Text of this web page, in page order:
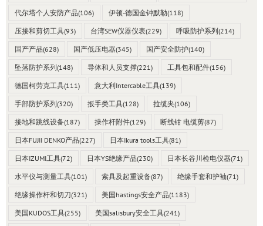
代尔塔个人安防产品(106) 伊顿-德国金钟默勒(118)
压接和剪切工具(93) 台湾SEW仪器仪表(229) 呼吸防护系列(214)
国产产品(628) 国产低压电器(345) 国产安全防护(140)
坠落防护系列(148) 导体和人员支撑(221) 工具包和配件(156)
德国柯劳克工具(111) 意大利Intercable工具(139)
手部防护系列(320) 扳手类工具(128) 拉缆夹(106)
接地和跳线设备(187) 操作杆附件(129) 断线钳 电缆剪(87)
日本FUJII DENKO产品(227) 日本Ikura tools工具(81)
日本IZUMI工具(72) 日本YS绝缘产品(230) 日本长谷川检电仪器(71)
水平仪与测量工具(101) 索具及起重设备(87) 绝缘手套和护袖(71)
绝缘操作杆和切刀(321) 美国hastings安全产品(1183)
美国KUDOS工具(255) 美国salisbury安全工具(241)